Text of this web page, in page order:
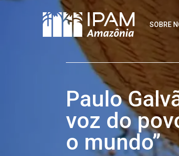
SOBRE
Paulo
voz do
o mundo”